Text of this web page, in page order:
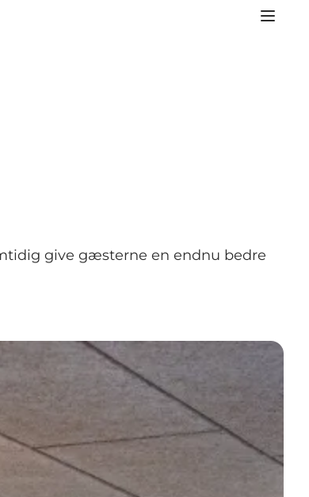
give gæsterne en endnu bedre